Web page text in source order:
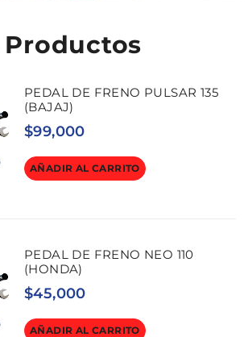
Productos
PEDAL DE FRENO PULSAR 135
(BAJAJ)
$99,000
AÑADIR AL CARRITO
PEDAL DE FRENO NEO 110
(HONDA)
$45,000
AÑADIR AL CARRITO